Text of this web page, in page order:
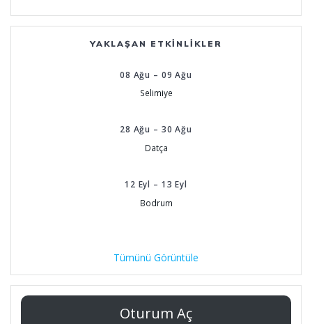
YAKLAŞAN ETKINLIKLER
08 Ağu – 09 Ağu
Selimiye
28 Ağu – 30 Ağu
Datça
12 Eyl – 13 Eyl
Bodrum
Tümünü Görüntüle
Oturum Aç